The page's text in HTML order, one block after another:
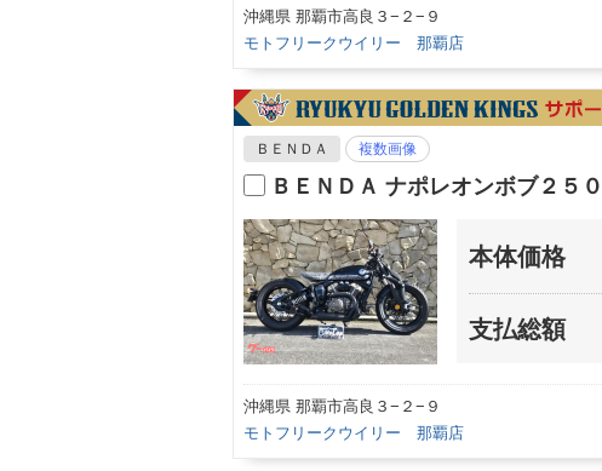
沖縄県 那覇市高良３−２−９
モトフリークウイリー 那覇店
ＢＥＮＤＡ 複数画像
ＢＥＮＤＡ ナポレオンボブ２５０
本体価格
支払総額
沖縄県 那覇市高良３−２−９
モトフリークウイリー 那覇店